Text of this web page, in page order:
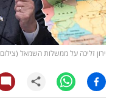
עסקית
קריפטו
טלוויזיה
ירון זליכה על ממשלות השמאל (צילום shutterstock, פלאש 90/ חיים גולדברג)